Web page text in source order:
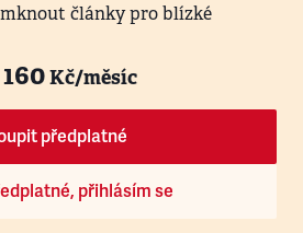
články pro blízké
160Kč/měsíc
předplatné
přihlásím se